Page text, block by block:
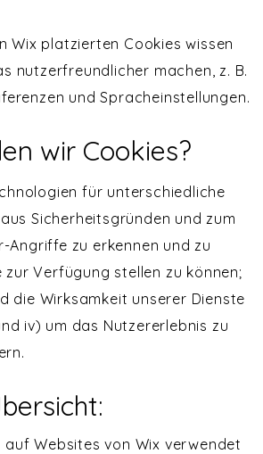
Wix platzierten Cookies wissen
nutzerfreundlicher machen, z. B.
und Spracheinstellungen.
wir Cookies?
für unterschiedliche
Sicherheitsgründen und zum
Angriffe zu erkennen und zu
Verfügung stellen zu können;
die Wirksamkeit unserer Dienste
iv) um das Nutzererlebnis zu
Websites von Wix verwendet